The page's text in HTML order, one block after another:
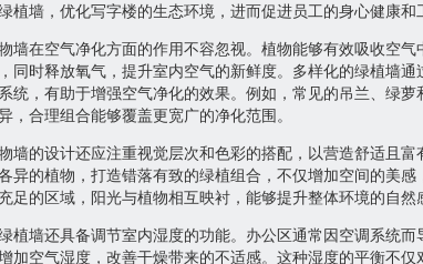
植墙，优化写字楼的生态环境，进而促进员工的身心健康和
墙在空气净化方面的作用不容忽视。植物能够有效吸收空
同时释放氧气，提升室内空气的新鲜度。多样化的绿植墙
统，有助于增强空气净化的效果。例如，常见的吊兰、绿
，合理组合能够覆盖更宽广的净化范围。
墙的设计还应注重视觉层次和色彩的搭配，以营造舒适且
异的植物，打造错落有致的绿植组合，不仅增加空间的美
足的区域，阳光与植物相互映衬，能够提升整体环境的自然
植墙还具备调节室内湿度的功能。办公区通常因空调系统
加空气湿度，改善干燥带来的不适感。这种湿度的平衡不